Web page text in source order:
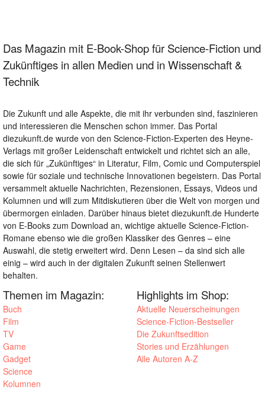
Das Magazin mit E-Book-Shop für Science-Fiction und
Zukünftiges in allen Medien und in Wissenschaft &
Technik
Die Zukunft und alle Aspekte, die mit ihr verbunden sind, faszinieren
und interessieren die Menschen schon immer. Das Portal
diezukunft.de wurde von den Science-Fiction-Experten des Heyne-
Verlags mit großer Leidenschaft entwickelt und richtet sich an alle,
die sich für „Zukünftiges“ in Literatur, Film, Comic und Computerspiel
sowie für soziale und technische Innovationen begeistern. Das Portal
versammelt aktuelle Nachrichten, Rezensionen, Essays, Videos und
Kolumnen und will zum Mitdiskutieren über die Welt von morgen und
übermorgen einladen. Darüber hinaus bietet diezukunft.de Hunderte
von E-Books zum Download an, wichtige aktuelle Science-Fiction-
Romane ebenso wie die großen Klassiker des Genres – eine
Auswahl, die stetig erweitert wird. Denn Lesen – da sind sich alle
einig – wird auch in der digitalen Zukunft seinen Stellenwert
behalten.
Themen im Magazin:
Buch
Film
TV
Game
Gadget
Science
Kolumnen
Highlights im Shop:
Aktuelle Neuerscheinungen
Science-Fiction-Bestseller
Die Zukunftsedition
Stories und Erzählungen
Alle Autoren A-Z